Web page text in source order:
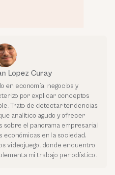
Lopez Curay
en economía, negocios y
por explicar conceptos
Trato de detectar tendencias
analítico agudo y ofrecer
el panorama empresarial
económicas en la sociedad.
videojuego, donde encuentro
mi trabajo periodístico.